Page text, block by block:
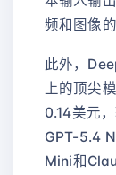
频和图像
此外，
上的顶尖
0.14美元
GPT-5.4
Mini和